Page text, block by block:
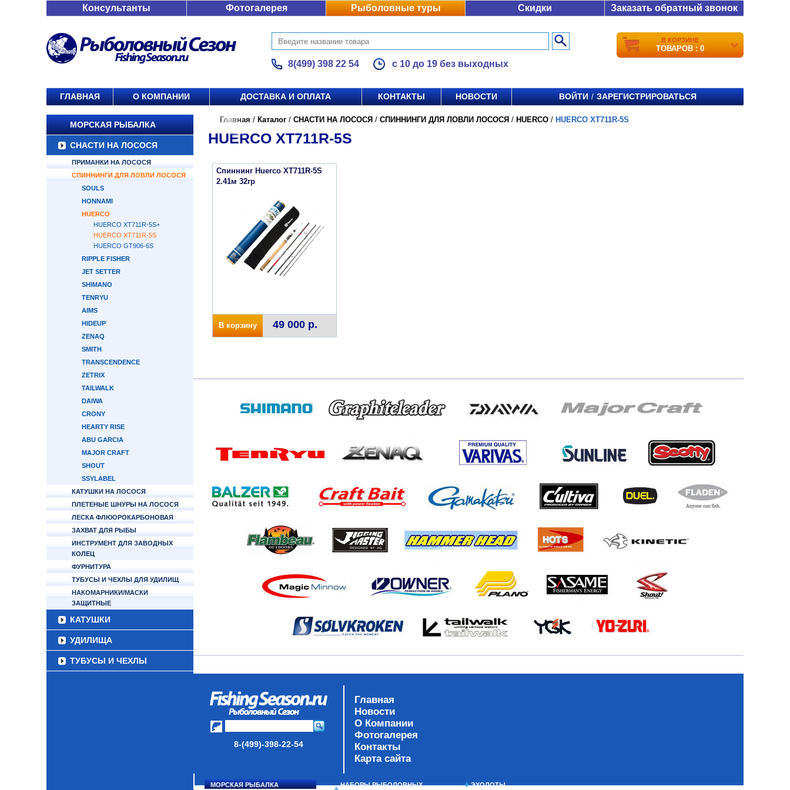
Консультанты Фотогалерея Рыболовные туры Скидки Заказать обратный звонок
8(499) 398 22 54 с 10 до 19 без выходных
В КОРЗИНЕ
ТОВАРОВ : 0
ГЛАВНАЯ О КОМПАНИИ ДОСТАВКА И ОПЛАТА КОНТАКТЫ НОВОСТИ ВОЙТИ / ЗАРЕГИСТРИРОВАТЬСЯ
МОРСКАЯ РЫБАЛКА
СНАСТИ НА ЛОСОСЯ
ПРИМАНКИ НА ЛОСОСЯ
СПИННИНГИ ДЛЯ ЛОВЛИ ЛОСОСЯ
SOULS
HONNAMI
HUERCO
HUERCO XT711R-5S+
HUERCO XT711R-5S
HUERCO GT906-6S
RIPPLE FISHER
JET SETTER
SHIMANO
TENRYU
AIMS
HIDEUP
ZENAQ
SMITH
TRANSCENDENCE
ZETRIX
TAILWALK
DAIWA
CRONY
HEARTY RISE
ABU GARCIA
MAJOR CRAFT
SHOUT
SSYLABEL
КАТУШКИ НА ЛОСОСЯ
ПЛЕТЕНЫЕ ШНУРЫ НА ЛОСОСЯ
ЛЕСКА ФЛЮОРОКАРБОНОВАЯ
ЗАХВАТ ДЛЯ РЫБЫ
ИНСТРУМЕНТ ДЛЯ ЗАВОДНЫХ
КОЛЕЦ
ФУРНИТУРА
ТУБУСЫ И ЧЕХЛЫ ДЛЯ УДИЛИЩ
НАКОМАРНИКИ/МАСКИ
ЗАЩИТНЫЕ
КАТУШКИ
УДИЛИЩА
ТУБУСЫ И ЧЕХЛЫ
Главная / Каталог / СНАСТИ НА ЛОСОСЯ / СПИННИНГИ ДЛЯ ЛОВЛИ ЛОСОСЯ / HUERCO / HUERCO XT711R-5S
HUERCO XT711R-5S
Спиннинг Huerco XT711R-5S
2.41м 32гр
В корзину 49 000 р.
8-(499)-398-22-54
Главная
Новости
О Компании
Фотогалерея
Контакты
Карта сайта
МОРСКАЯ РЫБАЛКА
НАБОРЫ РЫБОЛОВНЫХ
ЭХОЛОТЫ